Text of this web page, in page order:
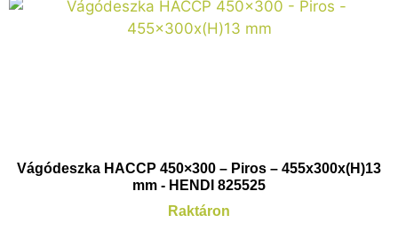
Vágódeszka HACCP 450×300 – Piros – 455x300x(H)13
mm - HENDI 825525
Raktáron